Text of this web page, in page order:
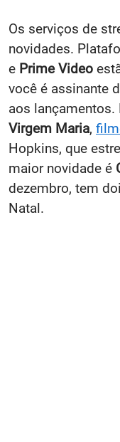
Os serviços de
novidades.
e Prime Video
você é assinante
aos lançamentos.
Virgem Maria,
Hopkins, que
maior novidade é
dezembro, tem
Natal.